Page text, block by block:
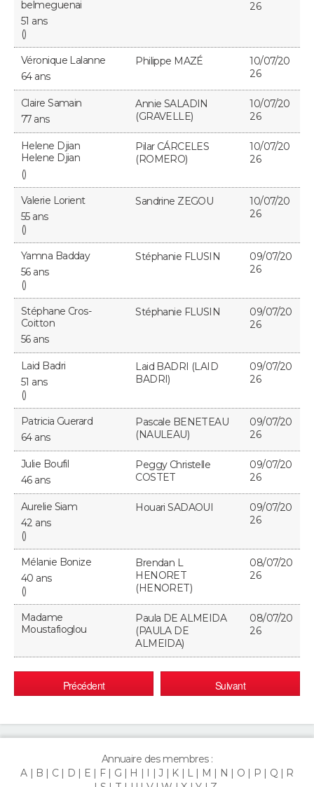
belmeguenai
51 ans
()
26
Véronique Lalanne
64 ans
Philippe MAZÉ
10/07/20
26
Claire Samain
77 ans
Annie SALADIN
(GRAVELLE)
10/07/20
26
Helene Djian
Helene Djian
()
Pilar CÁRCELES
(ROMERO)
10/07/20
26
Valerie Lorient
55 ans
()
Sandrine ZEGOU
10/07/20
26
Yamna Badday
56 ans
()
Stéphanie FLUSIN
09/07/20
26
Stéphane Cros-
Coitton
56 ans
Stéphanie FLUSIN
09/07/20
26
Laid Badri
51 ans
()
Laid BADRI (LAID
BADRI)
09/07/20
26
Patricia Guerard
64 ans
Pascale BENETEAU
(NAULEAU)
09/07/20
26
Julie Boufil
46 ans
Peggy Christelle
COSTET
09/07/20
26
Aurelie Siam
42 ans
()
Houari SADAOUI
09/07/20
26
Mélanie Bonize
40 ans
()
Brendan L
HENORET
(HENORET)
08/07/20
26
Madame
Moustafioglou
Paula DE ALMEIDA
(PAULA DE
ALMEIDA)
08/07/20
26
Précédent Suivant
Annuaire des membres :
A
B C D E F G H I J K L M N O P Q
R